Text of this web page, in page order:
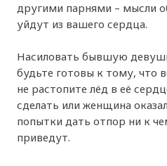
другими парнями – мысли
уйдут из вашего сердца.
Насиловать бывшую
будьте готовы к тому, что
не растопите лёд в её
сделать или женщина
попытки дать отпор ни к
приведут.